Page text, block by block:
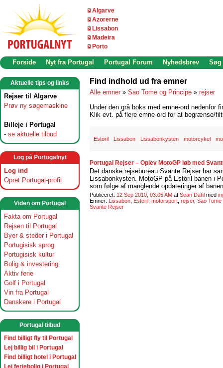
Algarve
Azorerne
Lissabon
Madeira
Porto
Forside Nyt fra Portugal Portugal Forum Nyhedsbrev Søg
Aktuelle tips og links
Rejser til Algarve
Prøv ny søgemaskine
Billeje i Portugal
- se aktuelle tilbud
Log på Portugalnyt
Log ind
Opret Portugal-profil
Viden om Portugal
Fakta om Portugal
Rejsen til Portugal
Byer & steder i Portugal
Portugisisk sprog
Portugisisk kultur
Bolig & investering
Aktiv ferie
Golf i Portugal
Vin fra Portugal
Danskere i Portugal
Portugal tilbud
Find billigt fly til Portugal
Lej billig bil i Portugal
Find billigt hotel i Portugal
Lej feriebolig i Portugal
Find indhold ud fra emner
Alle emner » Sao Tome og Principe » rejser
Under den grå boks med emne-ord nedenfor
Klik evt. på flere emne-ord for at begrænse/
Estoril Lissabon Lissabonkysten motorcykel
Portugal Rejser – Oplev MotoGP løb med
Det danske rejsebureau Svante Rejser har
Lissabonkysten. MotoGP på Estoril banen i
som følge af manglende opdateringer af
Publiceret: 12 Sep 2010, 03:05 AM af Sean Dahl med
Emner: Lissabon Estoril motorsport rejser, Sao
Svante Rejser